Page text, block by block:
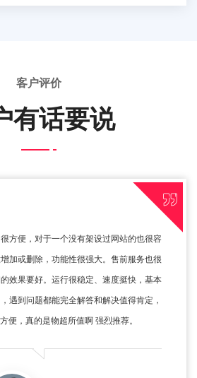
客户评价
有话要说
方便，对于一个没有架设过网站的也很容
加或删除，功能性很强大。售前服务也很
效果要好。运行很稳定、速度挺快，基本
遇到问题都能完全解答和解决值得肯定，
便，真的是物超所值啊 强烈推荐。